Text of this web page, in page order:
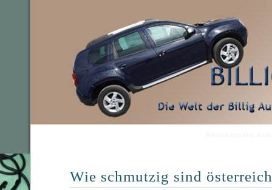
Wie schmutzig sind